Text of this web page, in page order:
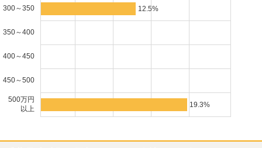
300～350 12.5%
350～400
400～450
450～500
500万円
以上
19.3%